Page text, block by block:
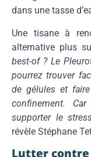
dans une tasse
Une tisane à
alternative plus
best-of ? Le
pourrez trouver
de gélules et
confinement.
supporter le
révèle Stéphane
Lutter contre